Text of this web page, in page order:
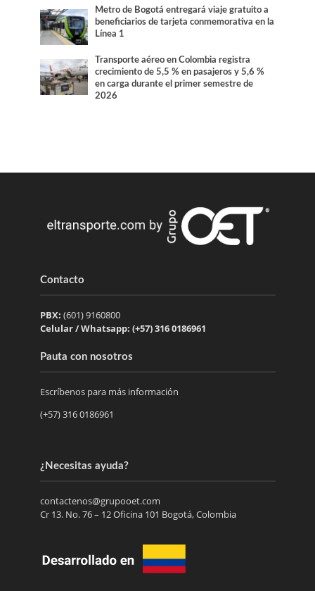
Metro de Bogotá entregará viaje gratuito a
beneficiarios de tarjeta conmemorativa en la
Línea 1
Transporte aéreo en Colombia registra
crecimiento de 5,5 % en pasajeros y 5,6 %
en carga durante el primer semestre de
2026
Contacto
PBX: (601) 9160800
Celular / Whatsapp: (+57) 316 0186961
Pauta con nosotros
Escríbenos para más información
(+57) 316 0186961
¿Necesitas ayuda?
contactenos@grupooet.com
Cr 13. No. 76 – 12 Oficina 101 Bogotá, Colombia